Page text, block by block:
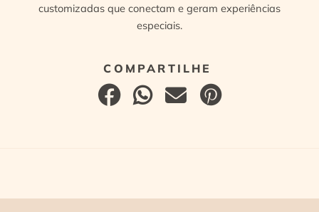
customizadas que conectam e geram experiências
especiais.